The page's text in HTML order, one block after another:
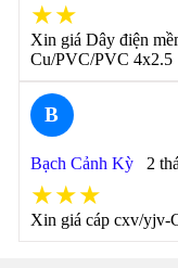
★★
Xin giá Dây điện
Cu/PVC/PVC 4x2.5
B
Bạch Cảnh Kỳ 2
★★★
Xin giá cáp cxv/yjv-